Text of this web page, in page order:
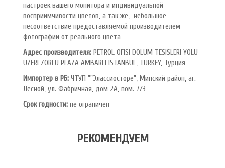
настроек вашего монитора и индивидуальной
восприимчивости цветов, а так же, небольшое
несоответствие предоставляемой производителем
фотографии от реального цвета
Адрес производителя: PETROL OFlSl DOLUM TESISLERI YOLU
UZERI ZORLU PLAZA AMBARLI ISTANBUL, TURKEY, Турция
Импортер в РБ: ЧТУП ""Элассиосторе", Минский район, аг.
Лесной, ул. Фабричная, дом 2А, пом. 7/3
Срок годности: не ограничен
РЕКОМЕНДУЕМ